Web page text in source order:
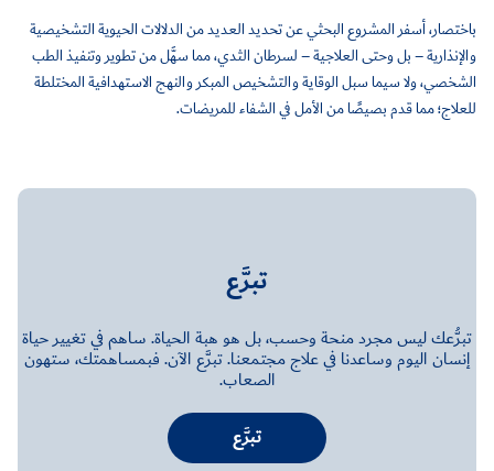
باختصار، أسفر المشروع البحثي عن تحديد العديد من الدلالات الحيوية التشخيصية
والإنذارية – بل وحتى العلاجية – لسرطان الثدي، مما سهَّل من تطوير وتنفيذ الطب
الشخصي، ولا سيما سبل الوقاية والتشخيص المبكر والنهج الاستهدافية المختلطة
للعلاج؛ مما قدم بصيصًا من الأمل في الشفاء للمريضات.
تبرَّع
تبرُّعك ليس مجرد منحة وحسب، بل هو هبة الحياة. ساهم في تغيير حياة
إنسان اليوم وساعدنا في علاج مجتمعنا. تبرَّع الآن. فبمساهمتك، ستهون
الصعاب.
تبرَّع